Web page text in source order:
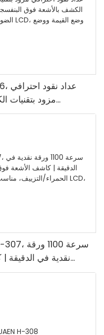
مزود بتقنيات
المغناطيسية/الأشعة
نقدية في
المغناطيسية/الأشعة